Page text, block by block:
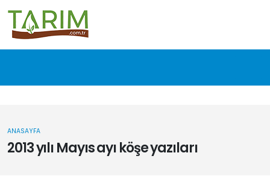
2013 yılı Mayıs ayı köşe yazıları
ANASAYFA